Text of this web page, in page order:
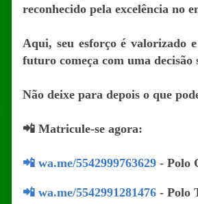
reconhecido pela excelência no
Aqui, seu esforço é valorizado
futuro começa com uma decisão
Não deixe para depois o que
📲 Matricule-se agora:
📲 wa.me/5542999763629 - Polo
📲 wa.me/5542991281476 - Polo